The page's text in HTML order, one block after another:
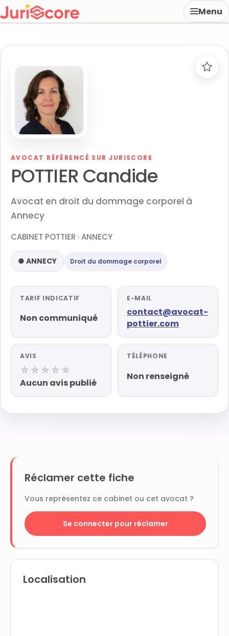
Menu
AVOCAT RÉFÉRENCÉ SUR JURISCORE
POTTIER Candide
Avocat en droit du dommage corporel à
Annecy
CABINET POTTIER · ANNECY
● ANNECY Droit du dommage corporel
TARIF INDICATIF
Non communiqué
E-MAIL
contact@avocat-
pottier.com
AVIS
☆☆☆☆☆
Aucun avis publié
TÉLÉPHONE
Non renseigné
Réclamer cette fiche
Vous représentez ce cabinet ou cet avocat ?
Se connecter pour réclamer
Localisation